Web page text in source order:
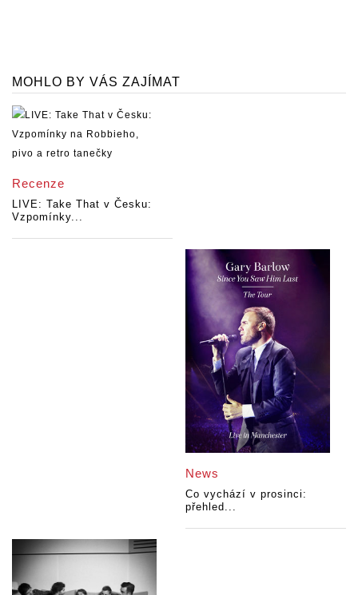
MOHLO BY VÁS ZAJÍMAT
Recenze
LIVE: Take That v Česku:
Vzpomínky...
News
Co vychází v prosinci:
přehled...